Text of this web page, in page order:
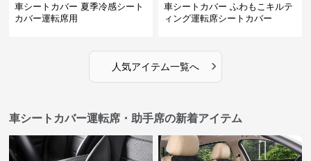
車シートカバー 夏季冷感シート
カバー運転席用
車シートカバー ふわもこキルテ
ィング運転席シートカバー
人気アイテム一覧へ ›
車シートカバー運転席・助手席の新着アイテム